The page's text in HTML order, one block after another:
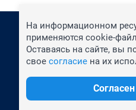
На информационном
применяются cookie-
Оставаясь на сайте, вы
свое согласие на их
Согласен